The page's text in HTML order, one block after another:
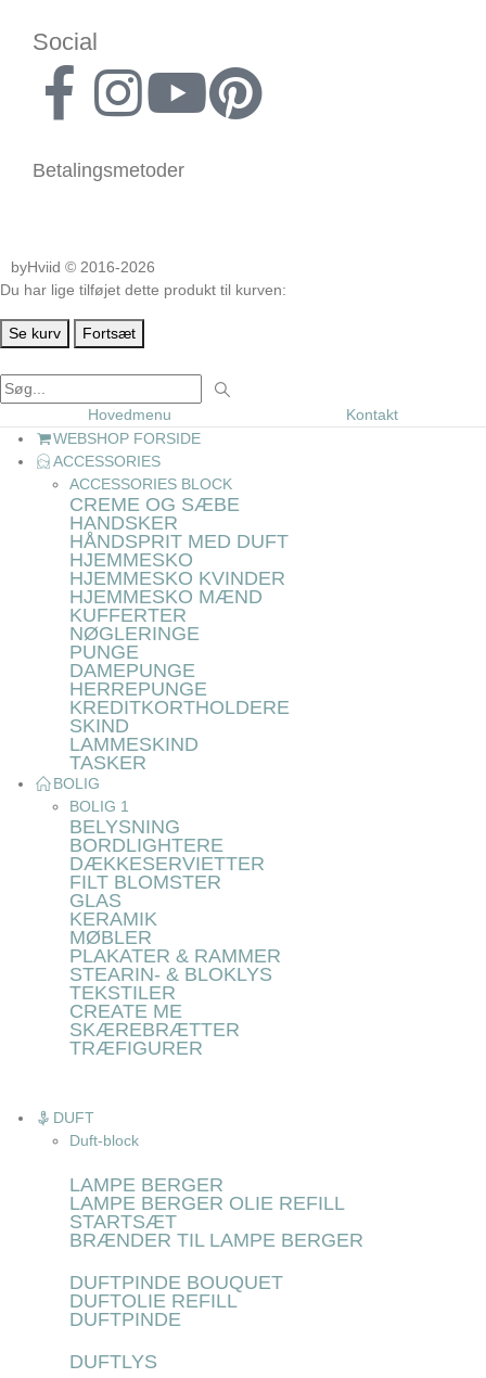
Social
Betalingsmetoder
byHviid © 2016-2026
Du har lige tilføjet dette produkt til kurven:
Se kurv Fortsæt
Hovedmenu
Kontakt
WEBSHOP FORSIDE
ACCESSORIES
ACCESSORIES BLOCK
CREME OG SÆBE
HANDSKER
HÅNDSPRIT MED DUFT
HJEMMESKO
HJEMMESKO KVINDER
HJEMMESKO MÆND
KUFFERTER
NØGLERINGE
PUNGE
DAMEPUNGE
HERREPUNGE
KREDITKORTHOLDERE
SKIND
LAMMESKIND
TASKER
BOLIG
BOLIG 1
BELYSNING
BORDLIGHTERE
DÆKKESERVIETTER
FILT BLOMSTER
GLAS
KERAMIK
MØBLER
PLAKATER & RAMMER
STEARIN- & BLOKLYS
TEKSTILER
CREATE ME
SKÆREBRÆTTER
TRÆFIGURER
DUFT
Duft-block
LAMPE BERGER
LAMPE BERGER OLIE REFILL
STARTSÆT
BRÆNDER TIL LAMPE BERGER
DUFTPINDE BOUQUET
DUFTOLIE REFILL
DUFTPINDE
DUFTLYS